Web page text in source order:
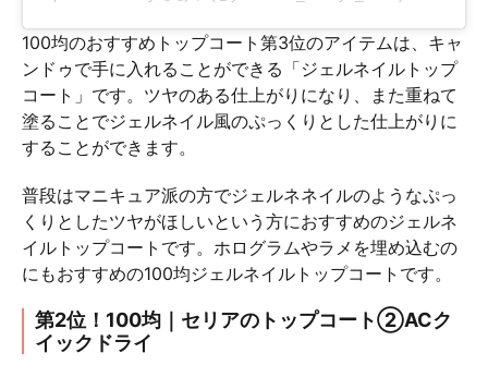
100均のおすすめトップコート第3位のアイテムは、キャ
ンドゥで手に入れることができる「ジェルネイルトップ
コート」です。ツヤのある仕上がりになり、また重ねて
塗ることでジェルネイル風のぷっくりとした仕上がりに
することができます。
普段はマニキュア派の方でジェルネネイルのようなぷっ
くりとしたツヤがほしいという方におすすめのジェルネ
イルトップコートです。ホログラムやラメを埋め込むの
にもおすすめの100均ジェルネイルトップコートです。
第2位！100均｜セリアのトップコート②ACク
イックドライ